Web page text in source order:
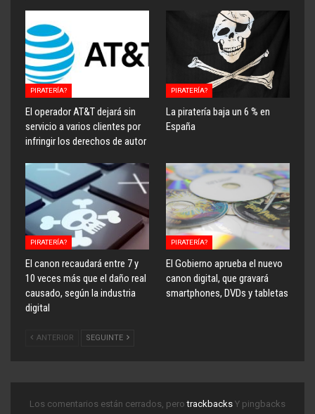
PIRATERÍA?
El operador AT&T dejará sin
servicio a varios clientes por
infringir los derechos de autor
PIRATERÍA?
La piratería baja un 6 % en
España
PIRATERÍA?
El canon recaudará entre 7 y
10 veces más que el daño real
causado, según la industria
digital
PIRATERÍA?
El Gobierno aprueba el nuevo
canon digital, que gravará
smartphones, DVDs y tabletas
ANTERIOR SEGUINTE
Los comentarios están cerrados, perotrackbacks Y pingbacks